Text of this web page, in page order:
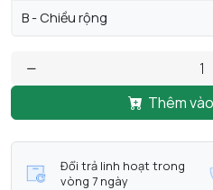
B - Chiều rộng
Thêm
Đổi trả linh hoạt trong
vòng 7 ngày